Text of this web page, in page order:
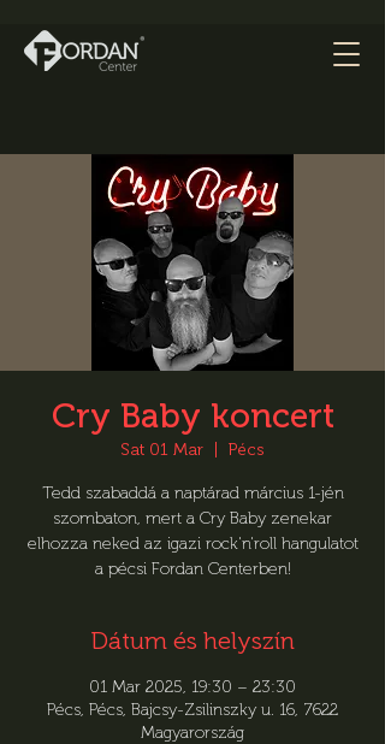
Cry Baby koncert
Sat 01 Mar Pécs
Tedd szabaddá a naptárad március 1-jén
szombaton, mert a Cry Baby zenekar
elhozza neked az igazi rock'n'roll hangulatot
a pécsi Fordan Centerben!
Dátum és helyszín
01 Mar 2025, 19:30 – 23:30
Pécs, Pécs, Bajcsy-Zsilinszky u. 16, 7622
Magyarország